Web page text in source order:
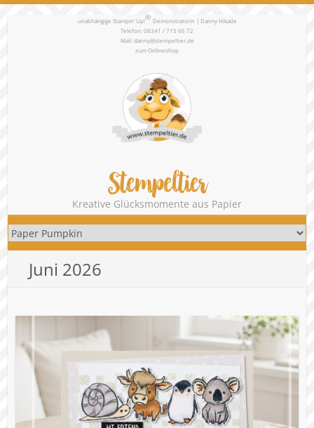
unabhängige Stampin‘ Up!® Demonstratorin | Danny Hikade
Telefon: 08341 / 715 66 72
Mail:danny@stempeltier.de
zumOnlineshop
Stempeltier
Kreative Glücksmomente aus Papier
Juni 2026